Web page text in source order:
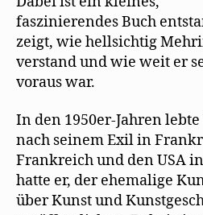
faszinierendes Buch
zeigt, wie hellsichtig
verstand und wie weit er
voraus war.
In den 1950er-Jahren
nach seinem Exil in
Frankreich und den USA
hatte er, der ehemalige
über Kunst und